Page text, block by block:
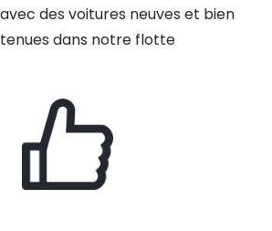
des voitures neuves et bien
dans notre flotte